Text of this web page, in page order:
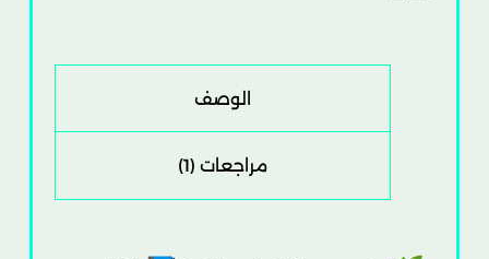
الوصف
مراجعات (1)